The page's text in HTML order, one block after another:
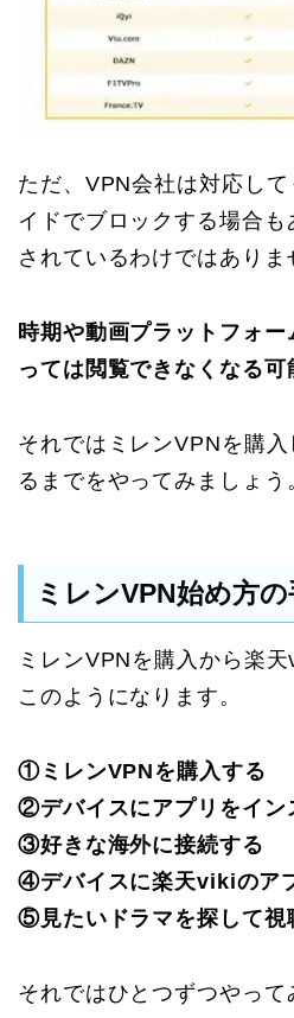
ただ、VPN会社は対応し
イドでブロックする場合
されているわけではありま
時期や動画プラットフォー
っては閲覧できなくなる可
それではミレンVPNを購
るまでをやってみましょう
ミレンVPN始め方
ミレンVPNを購入から楽
このようになります。
①ミレンVPNを購入する
②デバイスにアプリをイン
③好きな海外に接続する
④デバイスに楽天vikiのア
⑤見たいドラマを探して視
それではひとつずつやって